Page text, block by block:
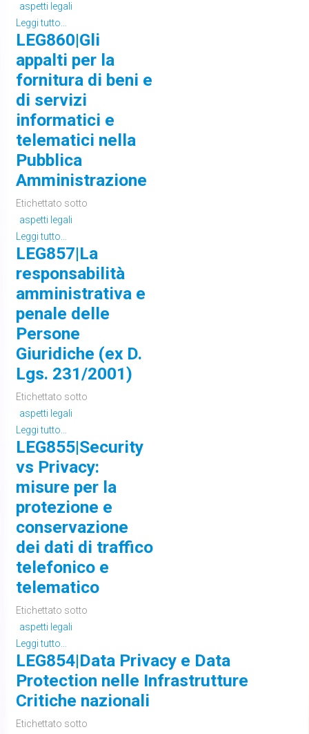
aspetti legali
Leggi tutto...
LEG860|Gli
appalti per la
fornitura di beni e
di servizi
informatici e
telematici nella
Pubblica
Amministrazione
Etichettato sotto
aspetti legali
Leggi tutto...
LEG857|La
responsabilità
amministrativa e
penale delle
Persone
Giuridiche (ex D.
Lgs. 231/2001)
Etichettato sotto
aspetti legali
Leggi tutto...
LEG855|Security
vs Privacy:
misure per la
protezione e
conservazione
dei dati di traffico
telefonico e
telematico
Etichettato sotto
aspetti legali
Leggi tutto...
LEG854|Data Privacy e Data
Protection nelle Infrastrutture
Critiche nazionali
Etichettato sotto